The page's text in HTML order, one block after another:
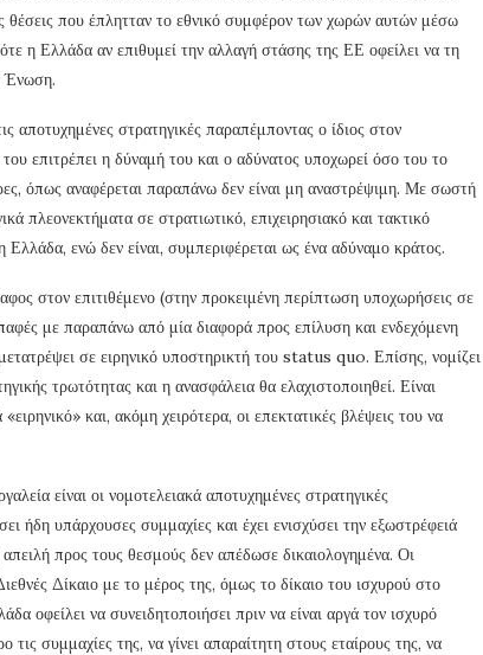
θέσεις που έπλητταν το εθνικό συμφέρον των χωρών αυτών μέσω
η Ελλάδα αν επιθυμεί την αλλαγή στάσης της ΕΕ οφείλει να τη
Ένωση.
στρατηγικές παραπέμποντας ο ίδιος στον
επιτρέπει η δύναμή του και ο αδύνατος υποχωρεί όσο του το
όπως αναφέρεται παραπάνω δεν είναι μη αναστρέψιμη. Με σωστή
πλεονεκτήματα σε στρατιωτικό, επιχειρησιακό και τακτικό
ενώ δεν είναι, συμπεριφέρεται ως ένα αδύναμο κράτος.
στον επιτιθέμενο (στην προκειμένη περίπτωση υποχωρήσεις σε
με παραπάνω από μία διαφορά προς επίλυση και ενδεχόμενη
σε ειρηνικό υποστηρικτή του status quo. Επίσης, νομίζει
τρωτότητας και η ανασφάλεια θα ελαχιστοποιηθεί. Είναι
και, ακόμη χειρότερα, οι επεκτατικές βλέψεις του να
είναι οι νομοτελειακά αποτυχημένες στρατηγικές
ήδη υπάρχουσες συμμαχίες και έχει ενισχύσει την εξωστρέφειά
προς τους θεσμούς δεν απέδωσε δικαιολογημένα. Οι
Δίκαιο με το μέρος της, όμως το δίκαιο του ισχυρού στο
οφείλει να συνειδητοποιήσει πριν να είναι αργά τον ισχυρό
συμμαχίες της, να γίνει απαραίτητη στους εταίρους της, να